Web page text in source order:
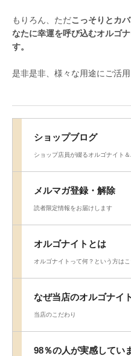
もりろん、ただこっそりとカ
なたに幸運を呼び込むオルゴ
す。
是非是非、様々な用途にご活用
ショップブログ
ショップ店員が綴るオルゴナイト
メルマガ登録・解除
読者限定情報をお届けします
オルゴナイトとは
オルゴナイトって何？という方はこ
なぜ当店のオルゴナイ
当店のこだわり
98％の人が実感してい